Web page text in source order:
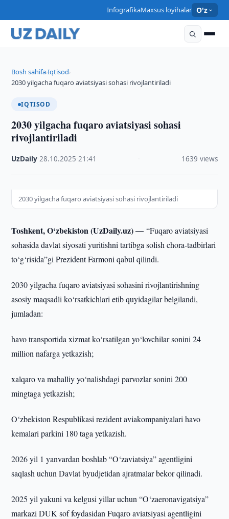
InfografikaMaxsus loyihalar O'z
Bosh sahifa›Iqtisod›
2030 yilgacha fuqaro aviatsiyasi sohasi rivojlantiriladi
IQTISOD
2030 yilgacha fuqaro aviatsiyasi sohasi
rivojlantiriladi
UzDaily ·28.10.2025 ·21:41 1639 views
2030 yilgacha fuqaro aviatsiyasi sohasi rivojlantiriladi
Toshkent, O‘zbekiston (UzDaily.uz) —“Fuqaro aviatsiyasi
sohasida davlat siyosati yuritishni tartibga solish chora-tadbirlari
to‘g‘risida”gi Prezident Farmoni qabul qilindi.
2030 yilgacha fuqaro aviatsiyasi sohasini rivojlantirishning
asosiy maqsadli ko‘rsatkichlari etib quyidagilar belgilandi,
jumladan:
havo transportida xizmat ko‘rsatilgan yo‘lovchilar sonini 24
million nafarga yetkazish;
xalqaro va mahalliy yo‘nalishdagi parvozlar sonini 200
mingtaga yetkazish;
O‘zbekiston Respublikasi rezident aviakompaniyalari havo
kemalari parkini 180 taga yetkazish.
2026 yil 1 yanvardan boshlab “O‘zaviatsiya” agentligini
saqlash uchun Davlat byudjetidan ajratmalar bekor qilinadi.
2025 yil yakuni va kelgusi yillar uchun “O‘zaeronavigatsiya”
markazi DUK sof foydasidan Fuqaro aviatsiyasi agentligini